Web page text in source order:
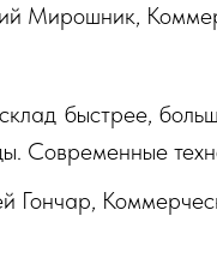
Мирошник,
быстрее,
Современные
Гончар,